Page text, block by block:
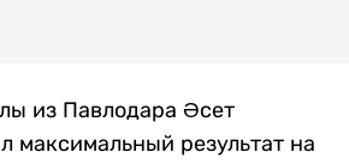
из Павлодара Әсет
максимальный результат на